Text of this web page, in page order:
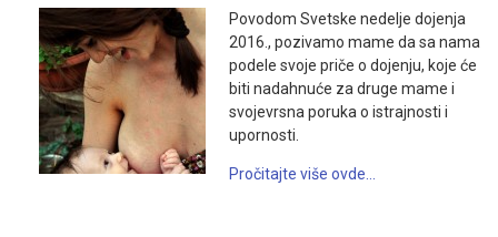
Povodom Svetske nedelje dojenja
2016., pozivamo mame da sa nama
podele svoje priče o dojenju, koje će
biti nadahnuće za druge mame i
svojevrsna poruka o istrajnosti i
upornosti.
Pročitajte više ovde…